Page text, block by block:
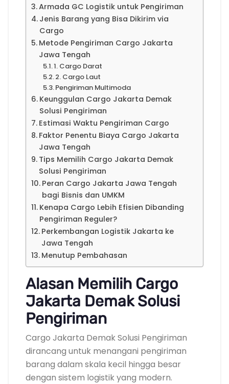
Armada GC Logistik untuk Pengiriman
Jenis Barang yang Bisa Dikirim via
Cargo
Metode Pengiriman Cargo Jakarta
Jawa Tengah
1. Cargo Darat
2. Cargo Laut
Pengiriman Multimoda
Keunggulan Cargo Jakarta Demak
Solusi Pengiriman
Estimasi Waktu Pengiriman Cargo
Faktor Penentu Biaya Cargo Jakarta
Jawa Tengah
Tips Memilih Cargo Jakarta Demak
Solusi Pengiriman
Peran Cargo Jakarta Jawa Tengah
bagi Bisnis dan UMKM
Kenapa Cargo Lebih Efisien Dibanding
Pengiriman Reguler?
Perkembangan Logistik Jakarta ke
Jawa Tengah
Menutup Pembahasan
Alasan Memilih Cargo
Jakarta Demak Solusi
Pengiriman
Cargo Jakarta Demak Solusi Pengiriman
dirancang untuk menangani pengiriman
barang dalam skala kecil hingga besar
dengan sistem logistik yang modern.